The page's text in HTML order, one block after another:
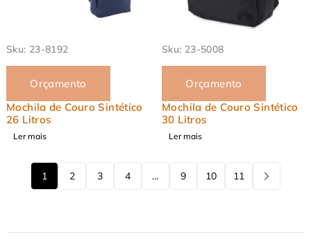
Sku: 23-8192
Orçamento
Mochila de Couro Sintético
26 Litros
Ler mais
Sku: 23-5008
Orçamento
Mochila de Couro Sintético
30 Litros
Ler mais
1 2 3 4 … 9 10 11